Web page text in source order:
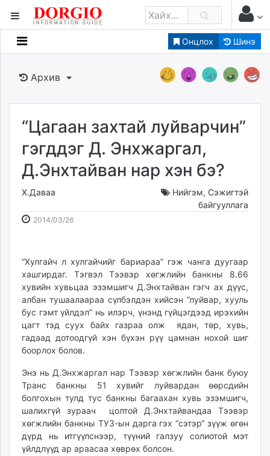
Онцлох Шинэ
Мэдээллийн
Банк санхүү
Бизнес ААН
Төрийн
Нийслэлийн
dorgio.mn
Gogo.mn
news.mn
tovch.mn
ikon.mn
mnb.mn
Livetv.mn
Eguur.mn
24tsag.mn
shuud.mn
eagle.mn
ergelt.mn
zarig.mn
today.mn
mminfo.mn
Архив
“Цагаан захтай луйварчин”
гэгддэг Д. Энхжаргал,
Д.Энхтайван нар хэн бэ?
Х.Даваа Нийгэм, Сэжигтэй
байгууллага
2014/03/262014-
22:27:24
2026-
23:58:46
“Хулгайч л хулгайчийг бариараа” гэж чанга дуугаар
хашгирдаг. Тэгвэл Тээвэр хөгжлийн банкны 8.66
хувийн хувьцаа эзэмшигч Д.Энхтайван гэгч ах дүүс,
албан тушаалаараа сүлбэлдэн хийсэн “луйвар, хууль
бус гэмт үйлдэл” нь илэрч, үнэнд гүйцэгдээд ирэхийн
цагт тэд суух байх газраа олж ядан, төр, хувь,
гадаад дотоодгүй хэн бүхэн рүү цамнан нохой шиг
боорлох болов.
Энэ нь Д.Энхжаргал нар Тээвэр хөгжлийн банк буюу
Транс банкны 51 хувийг луйвардан өөрсдийн
болгохын тулд тус банкны багаахан хувь эзэмшигч,
шалихгүй зураач цолтой Д.Энхтайвандаа Тээвэр
хөгжлийн банкны ТУЗ-ын дарга гэх “сэтэр“ зүүж өгөн
дүрд нь итгүүлснээр, түүний галзуу солиотой мэт
үйлдлүүд ар араасаа хөврөх болсон.